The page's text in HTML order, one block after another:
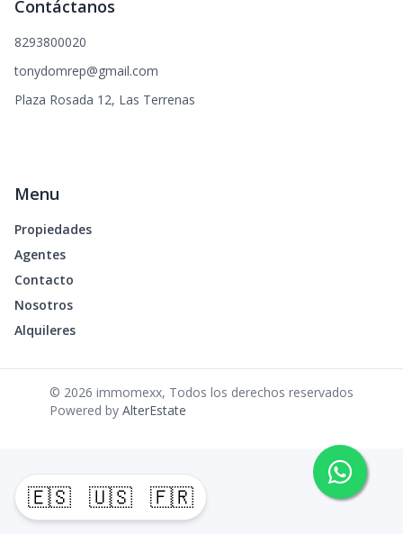
🇪🇸 🇺🇸 🇫🇷
Contáctanos
8293800020
tonydomrep@gmail.com
Plaza Rosada 12, Las Terrenas
Menu
Propiedades
Agentes
Contacto
Nosotros
Alquileres
© 2026 immomexx, Todos los derechos reservados
Powered by AlterEstate